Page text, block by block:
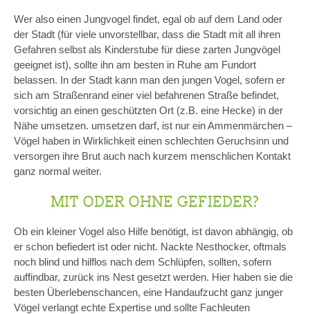
Wer also einen Jungvogel findet, egal ob auf dem Land oder
der Stadt (für viele unvorstellbar, dass die Stadt mit all ihren
Gefahren selbst als Kinderstube für diese zarten Jungvögel
geeignet ist), sollte ihn am besten in Ruhe am Fundort
belassen. In der Stadt kann man den jungen Vogel, sofern er
sich am Straßenrand einer viel befahrenen Straße befindet,
vorsichtig an einen geschützten Ort (z.B. eine Hecke) in der
Nähe umsetzen. umsetzen darf, ist nur ein Ammenmärchen –
Vögel haben in Wirklichkeit einen schlechten Geruchsinn und
versorgen ihre Brut auch nach kurzem menschlichen Kontakt
ganz normal weiter.
MIT ODER OHNE GEFIEDER?
Ob ein kleiner Vogel also Hilfe benötigt, ist davon abhängig, ob
er schon befiedert ist oder nicht. Nackte Nesthocker, oftmals
noch blind und hilflos nach dem Schlüpfen, sollten, sofern
auffindbar, zurück ins Nest gesetzt werden. Hier haben sie die
besten Überlebenschancen, eine Handaufzucht ganz junger
Vögel verlangt echte Expertise und sollte Fachleuten